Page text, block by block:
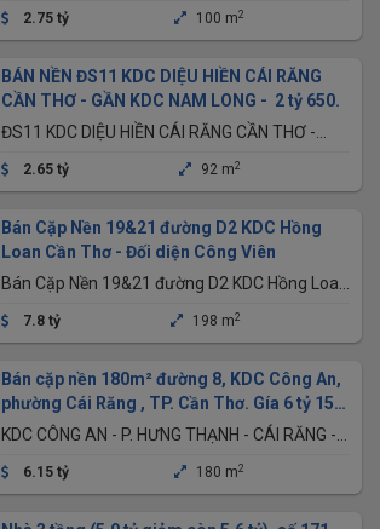
2.75 tỷ 100 m2
BÁN NỀN ĐS11 KDC DIỆU HIỀN CÁI RĂNG
CẦN THƠ - GẦN KDC NAM LONG - 2 tỷ 650.
ĐS11 KDC DIỆU HIỀN CÁI RĂNG CẦN THƠ -
2.65 tỷ 92 m2
Bán Cặp Nền 19&21 đường D2 KDC Hồng
Loan Cần Thơ - Đối diện Công Viên
Bán Cặp Nền 19&21 đường D2 KDC Hồng Loan
7.8 tỷ 198 m2
Bán cặp nền 180m² đường 8, KDC Công An,
phường Cái Răng , TP. Cần Thơ. Gía 6 tỷ 150
triệu
KDC CÔNG AN - P. HƯNG THẠNH - CÁI RĂNG -
6.15 tỷ 180 m2